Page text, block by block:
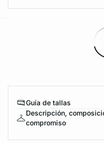
Guía de tallas
Descripción,
compromiso